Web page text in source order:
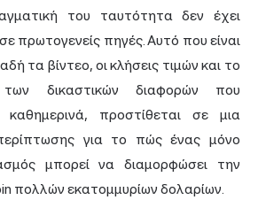
του ταυτότητα δεν έχει
πρωτογενείς πηγές. Αυτό που είναι
τα βίντεο, οι κλήσεις τιμών και το
των δικαστικών διαφορών που
προστίθεται σε μια
για το πώς ένας μόνο
μπορεί να διαμορφώσει την
πολλών εκατομμυρίων δολαρίων.